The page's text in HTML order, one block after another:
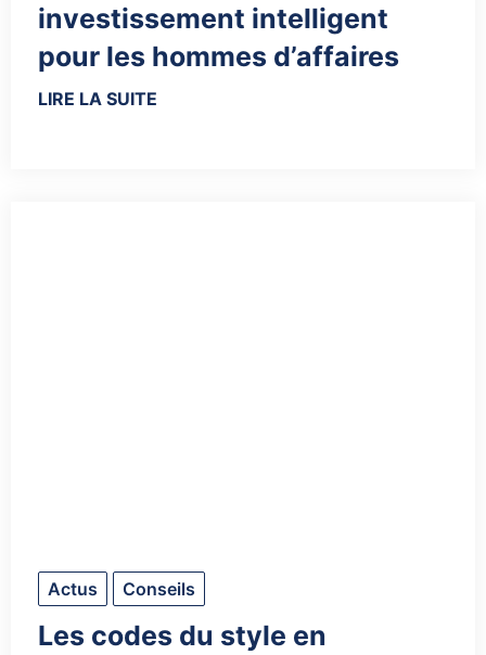
investissement intelligent
pour les hommes d’affaires
LIRE LA SUITE
Actus Conseils
Les codes du style en